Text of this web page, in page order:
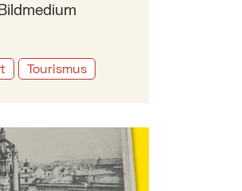
Tourismus
um 1900